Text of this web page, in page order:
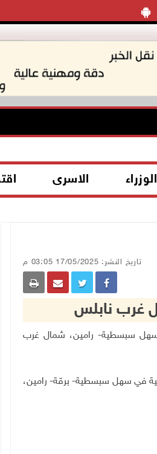
الاسرى
تاريخ النشر: 17/05/2025 03:05 م
غرب نابلس
في سهل سبسطية- رامين، شمال غرب
في سهل سبسطية- برقة- رامين،